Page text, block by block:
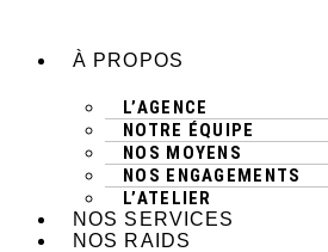
contenu
À PROPOS
L’AGENCE
NOTRE ÉQUIPE
NOS MOYENS
NOS ENGAGEMENTS
L’ATELIER
NOS SERVICES
NOS RAIDS